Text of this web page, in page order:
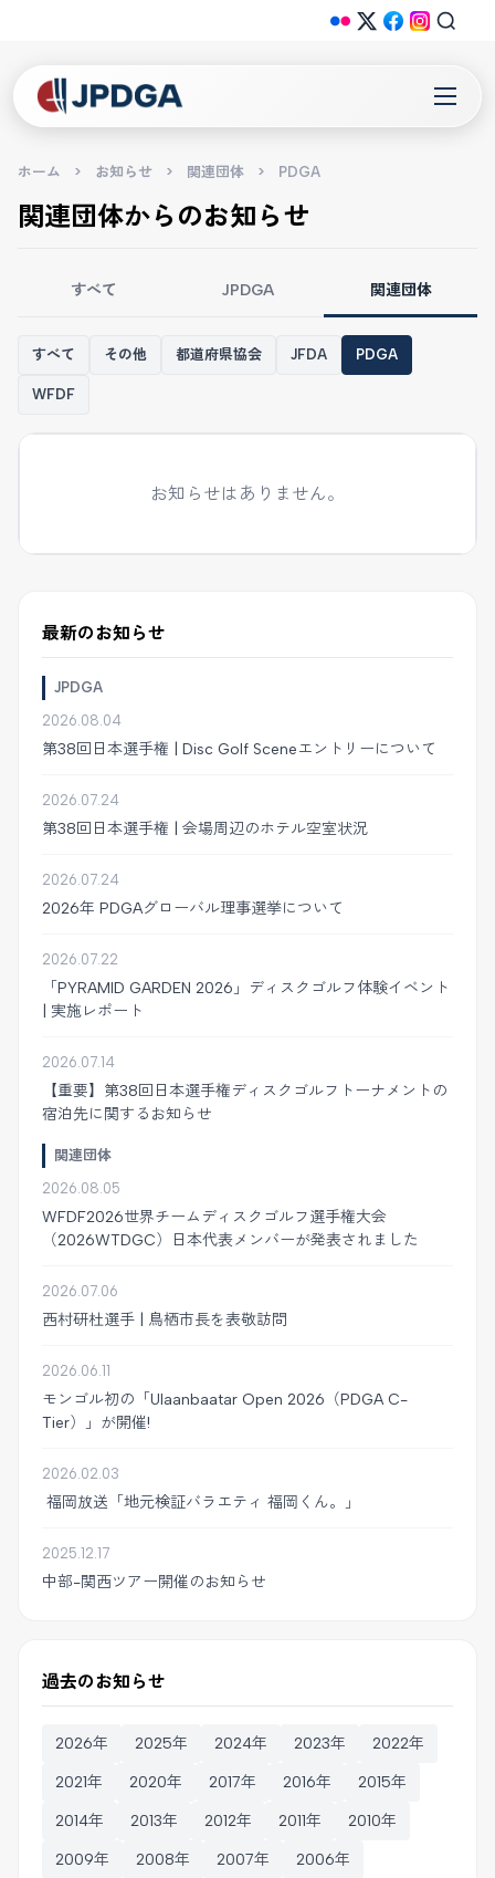
ホーム > お知らせ > 関連団体 > PDGA
関連団体からのお知らせ
すべて JPDGA 関連団体
すべて その他 都道府県協会 JFDA PDGA
WFDF
お知らせはありません。
最新のお知らせ
JPDGA
2026.08.04
第38回日本選手権 | Disc Golf Sceneエントリーについて
2026.07.24
第38回日本選手権 | 会場周辺のホテル空室状況
2026.07.24
2026年 PDGAグローバル理事選挙について
2026.07.22
「PYRAMID GARDEN 2026」ディスクゴルフ体験イベント
| 実施レポート
2026.07.14
【重要】第38回日本選手権ディスクゴルフトーナメントの
宿泊先に関するお知らせ
関連団体
2026.08.05
WFDF2026世界チームディスクゴルフ選手権大会
（2026WTDGC）日本代表メンバーが発表されました
2026.07.06
西村研杜選手 | 鳥栖市長を表敬訪問
2026.06.11
モンゴル初の「Ulaanbaatar Open 2026（PDGA C-
Tier）」が開催!
2026.02.03
福岡放送「地元検証バラエティ 福岡くん。」
2025.12.17
中部-関西ツアー開催のお知らせ
過去のお知らせ
2026年 2025年 2024年 2023年 2022年
2021年 2020年 2017年 2016年 2015年
2014年 2013年 2012年 2011年 2010年
2009年 2008年 2007年 2006年